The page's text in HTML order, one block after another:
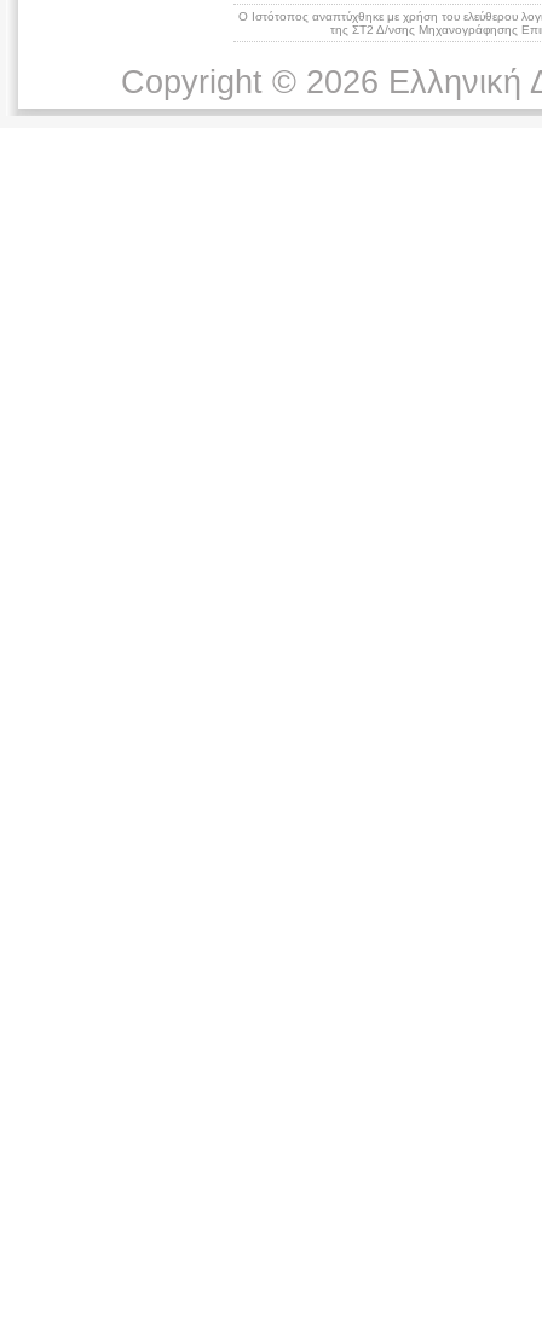
Ο Ιστότοπος αναπτύχθηκε με χρήση του ελεύθερου
της ΣΤ2 Δ/νσης Μηχανογράφησης
Copyright © 2026